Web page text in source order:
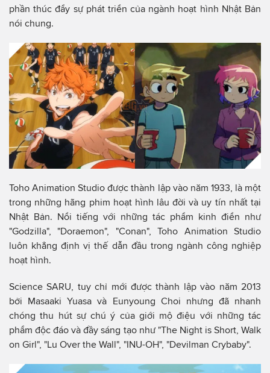
phần thúc đẩy sự phát triển của ngành hoạt hình Nhật Bản
nói chung.
Toho Animation Studio được thành lập vào năm 1933, là một
trong những hãng phim hoạt hình lâu đời và uy tín nhất tại
Nhật Bản. Nổi tiếng với những tác phẩm kinh điển như
"Godzilla", "Doraemon", "Conan", Toho Animation Studio
luôn khẳng định vị thế dẫn đầu trong ngành công nghiệp
hoạt hình.
Science SARU, tuy chỉ mới được thành lập vào năm 2013
bởi Masaaki Yuasa và Eunyoung Choi nhưng đã nhanh
chóng thu hút sự chú ý của giới mộ điệu với những tác
phẩm độc đáo và đầy sáng tạo như "The Night is Short, Walk
on Girl", "Lu Over the Wall", "INU-OH", "Devilman Crybaby".